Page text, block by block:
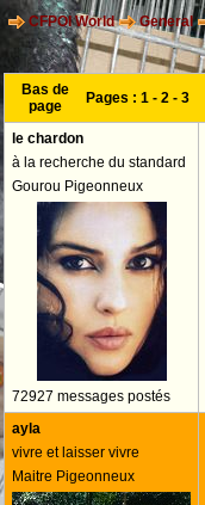
CFPOI World General
Bas de
page
Pages : 1 - 2 - 3
le chardon
à la recherche du standard
Gourou Pigeonneux
72927 messages postés
ayla
vivre et laisser vivre
Maitre Pigeonneux